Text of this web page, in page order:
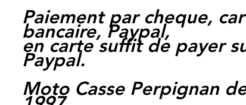
Paiement par cheque,
bancaire, Paypal,
en carte suffit de payer
Paypal.
Moto Casse Perpignan